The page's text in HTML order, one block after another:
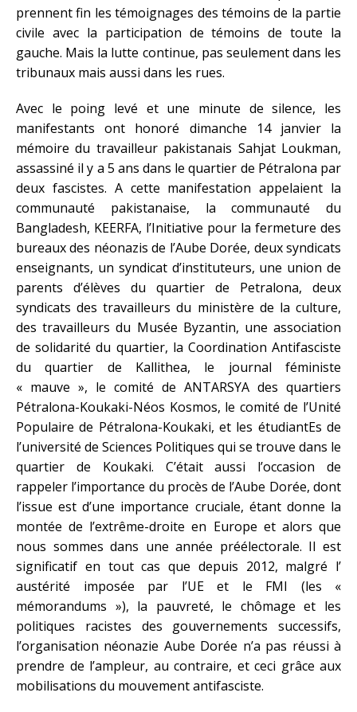
prennent fin les témoignages des témoins de la partie
civile avec la participation de témoins de toute la
gauche. Mais la lutte continue, pas seulement dans les
tribunaux mais aussi dans les rues.
Avec le poing levé et une minute de silence, les
manifestants ont honoré dimanche 14 janvier la
mémoire du travailleur pakistanais Sahjat Loukman,
assassiné il y a 5 ans dans le quartier de Pétralona par
deux fascistes. A cette manifestation appelaient la
communauté pakistanaise, la communauté du
Bangladesh, KEERFA, l’Initiative pour la fermeture des
bureaux des néonazis de l’Aube Dorée, deux syndicats
enseignants, un syndicat d’instituteurs, une union de
parents d’élèves du quartier de Petralona, deux
syndicats des travailleurs du ministère de la culture,
des travailleurs du Musée Byzantin, une association
de solidarité du quartier, la Coordination Antifasciste
du quartier de Kallithea, le journal féministe
« mauve », le comité de ANTARSYA des quartiers
Pétralona-Koukaki-Néos Kosmos, le comité de l’Unité
Populaire de Pétralona-Koukaki, et les étudiantEs de
l’université de Sciences Politiques qui se trouve dans le
quartier de Koukaki. C’était aussi l’occasion de
rappeler l’importance du procès de l’Aube Dorée, dont
l’issue est d’une importance cruciale, étant donne la
montée de l’extrême-droite en Europe et alors que
nous sommes dans une année préélectorale. Il est
significatif en tout cas que depuis 2012, malgré l’
austérité imposée par l’UE et le FMI (les «
mémorandums »), la pauvreté, le chômage et les
politiques racistes des gouvernements successifs,
l’organisation néonazie Aube Dorée n’a pas réussi à
prendre de l’ampleur, au contraire, et ceci grâce aux
mobilisations du mouvement antifasciste.